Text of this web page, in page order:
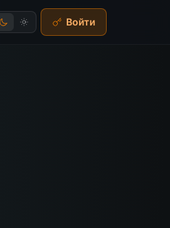
Войти